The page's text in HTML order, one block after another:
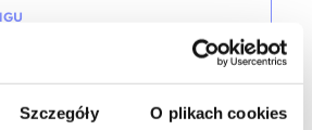
Szczegóły O plikach cookies